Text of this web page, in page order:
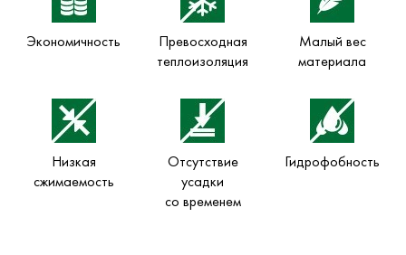
Экономичность
Превосходная
теплоизоляция
Малый вес
материала
Низкая
сжимаемость
Отсутствие
усадки
со временем
Гидрофобность